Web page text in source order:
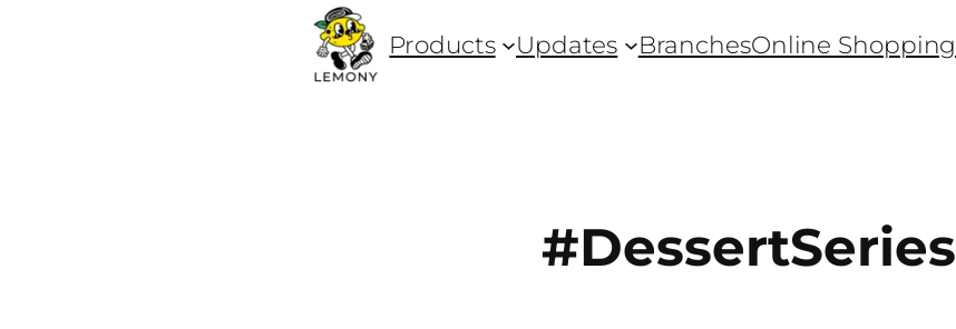
Products Updates BranchesOnline Shopping
#DessertSeries